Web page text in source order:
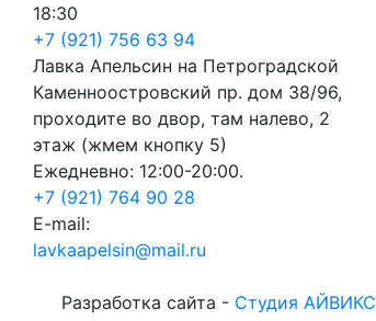
18:30
+7 (921) 756 63 94
Лавка Апельсин на Петроградской
Каменноостровский пр. дом 38/96,
проходите во двор, там налево, 2
этаж (жмем кнопку 5)
Ежедневно: 12:00-20:00.
+7 (921) 764 90 28
E-mail:
lavkaapelsin@mail.ru
Разработка сайта - Студия АЙВИКС